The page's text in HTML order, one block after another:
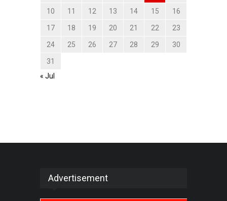
10 11 12 13 14 15 16
17 18 19 20 21 22 23
24 25 26 27 28 29 30
31
« Jul
Advertisement